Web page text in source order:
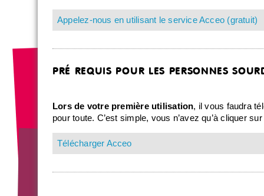
Appelez-nous en utilisant le service Acceo (gratuit)
PRÉ REQUIS POUR LES PERSONNES
Lors de votre première utilisation, il vous faudra
pour toute. C’est simple, vous n’avez qu’à cliquer
Télécharger Acceo